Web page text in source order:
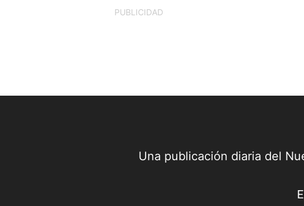
PUBLICIDAD
Una publicación diaria del